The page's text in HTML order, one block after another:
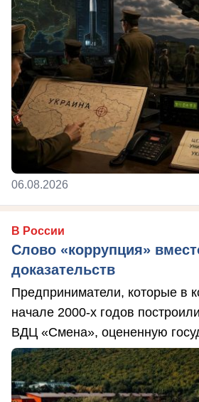
06.08.2026
В России
Слово «коррупция»
доказательств
Предприниматели, которые в
начале 2000-х годов
ВДЦ «Смена», оцененную